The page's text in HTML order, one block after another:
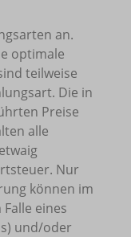
an.
optimale
teilweise
Die in
Preise
alle
Nur
können im
eines
und/oder